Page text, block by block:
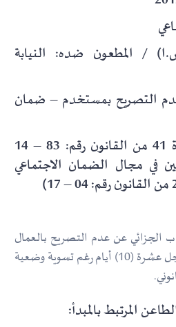
/ المطعون ضده: النيابة
التصريح بمستخدم – ضمان
المرجع القانوني: المادة 41 من القانون رقم: 83 – 14
في مجال الضمان الاجتماعي
الجزائي عن عدم التصريح بالعمال
لدى الضمان الاجتماعي في أجل عشرة (10) أيام رغم تسوية وضعية
المرتبط بالمبدأ: